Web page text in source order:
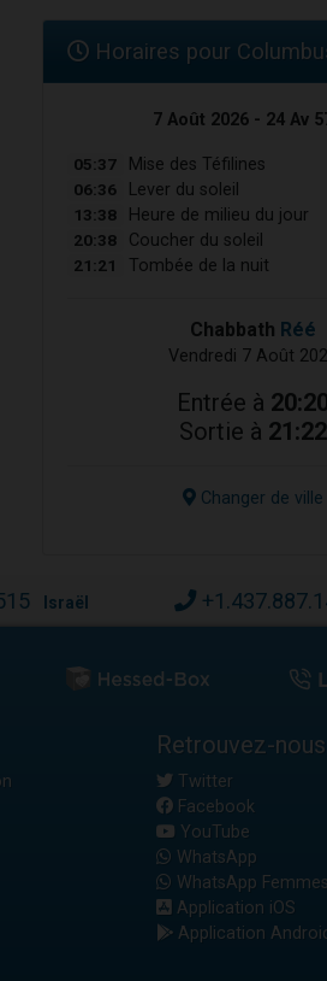
Horaires pour
7 Août 2026 - 24 Av
05:37 Mise des Téfilines
06:36 Lever du soleil
13:38 Heure de milieu du jour
20:38 Coucher du soleil
21:21 Tombée de la nuit
Chabbath Réé
Vendredi 7 Août
Entrée à
Sortie à 21:22
Changer de ville
Israël
Retrouvez-
Twitter
Facebook
YouTube
WhatsApp
WhatsApp Femmes
Application iOS
Application